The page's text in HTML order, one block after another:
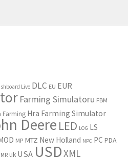
Live DLC EU EUR
Farming Simulatoru FBM
Farming Hra Farming Simulator
Deere LED LOG LS
MP MTZ New Holland NPC PC PDA
uk USA USDXML